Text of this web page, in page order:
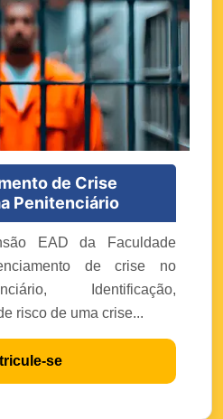
de Crise
Penitenciário
EAD da Faculdade
de crise no
Identificação,
risco de uma crise...
se